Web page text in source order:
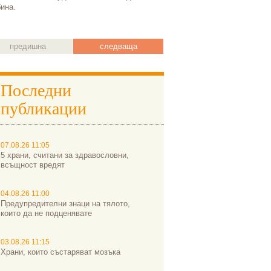
предишна следваща
Последни
публикации
07.08.26 11:05
5 храни, считани за здравословни,
всъщност вредят
04.08.26 11:00
Предупредителни знаци на тялото,
които да не подценявате
03.08.26 11:15
Храни, които състаряват мозъка